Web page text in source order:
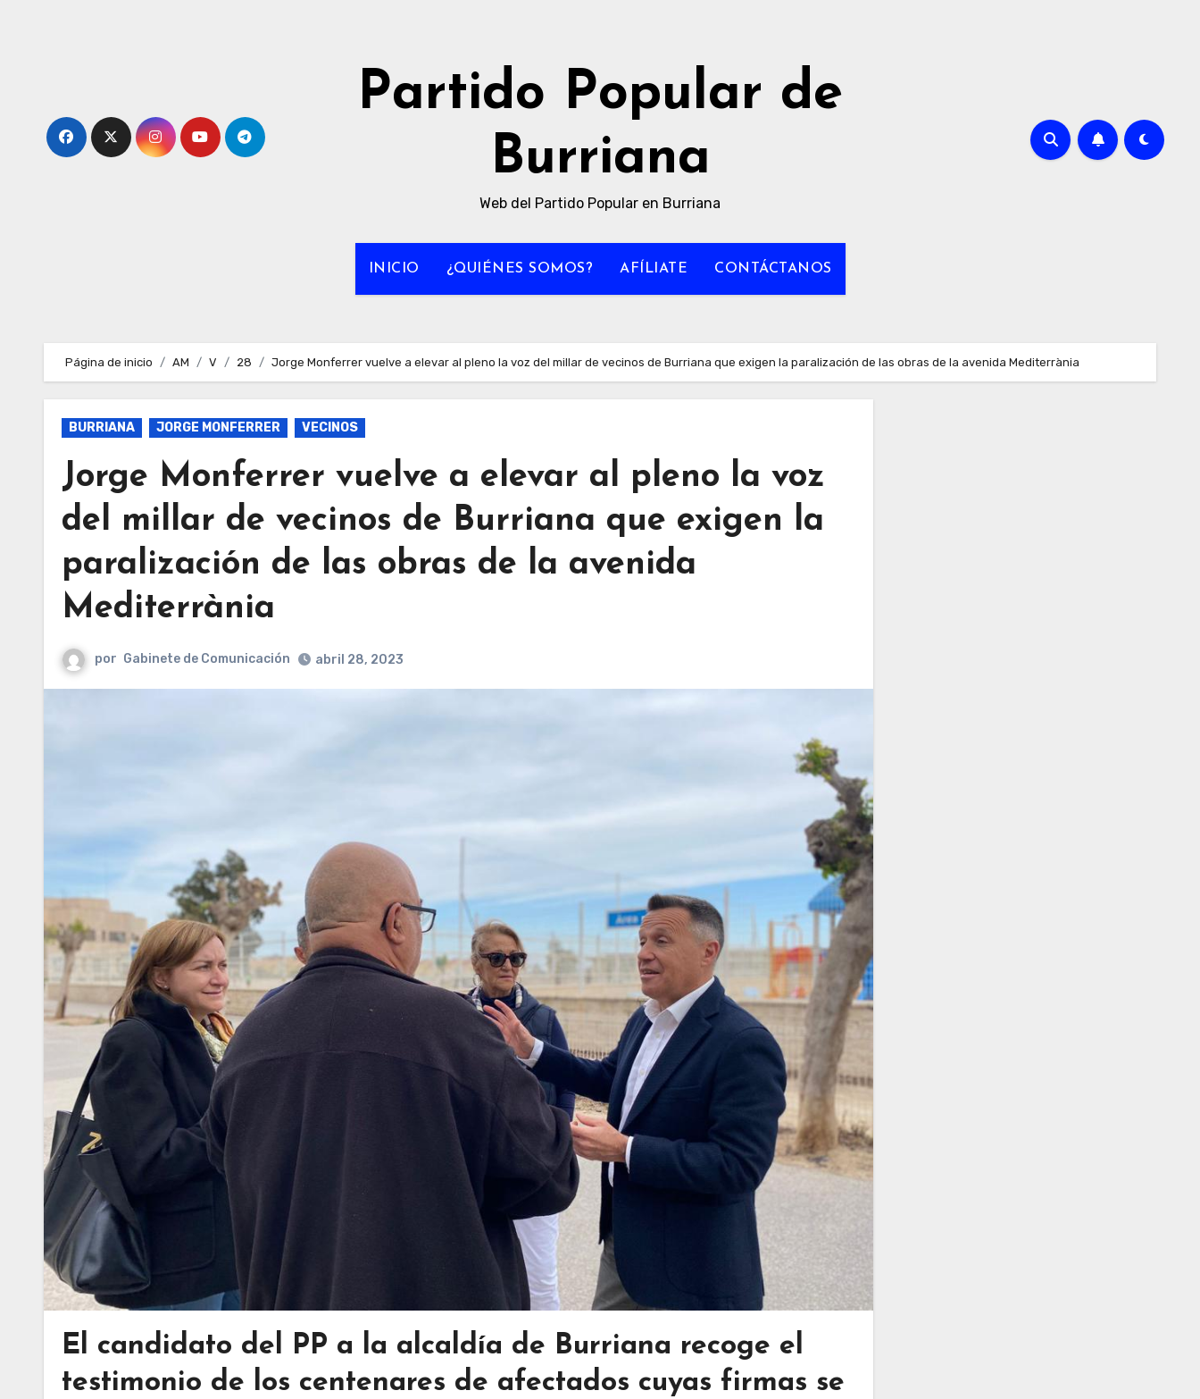
Partido Popular de
Burriana
Web del Partido Popular en Burriana
INICIO ¿QUIÉNES SOMOS? AFÍLIATE CONTÁCTANOS
Página de inicio AM V 28 Jorge Monferrer vuelve a elevar al pleno la voz del millar de vecinos de Burriana que exigen la paralización de las obras de la avenida Mediterrània
BURRIANA JORGE MONFERRER VECINOS
Jorge Monferrer vuelve a elevar al pleno la voz
del millar de vecinos de Burriana que exigen la
paralización de las obras de la avenida
Mediterrània
por Gabinete de Comunicación abril 28, 2023
El candidato del PP a la alcaldía de Burriana recoge el
testimonio de los centenares de afectados cuyas firmas se